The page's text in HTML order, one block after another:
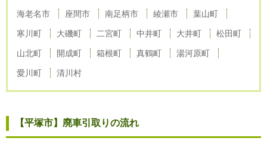
海老名市 座間市 南足柄市 綾瀬市 葉山町
寒川町 大磯町 二宮町 中井町 大井町 松田町
山北町 開成町 箱根町 真鶴町 湯河原町
愛川町 清川村
【平塚市】廃車引取りの流れ